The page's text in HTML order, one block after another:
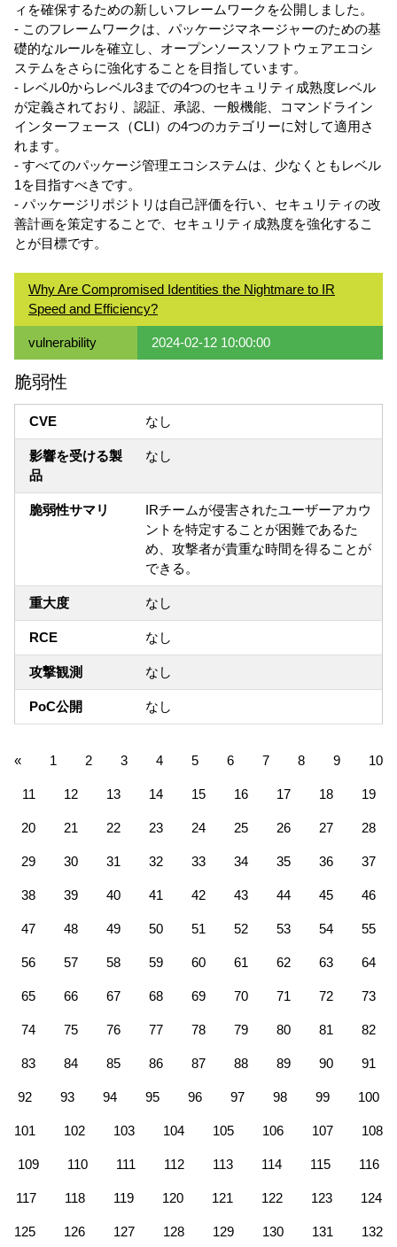
ィを確保するための新しいフレームワークを公開しました。
- このフレームワークは、パッケージマネージャーのための基
礎的なルールを確立し、オープンソースソフトウェアエコシ
ステムをさらに強化することを目指しています。
- レベル0からレベル3までの4つのセキュリティ成熟度レベル
が定義されており、認証、承認、一般機能、コマンドライン
インターフェース（CLI）の4つのカテゴリーに対して適用さ
れます。
- すべてのパッケージ管理エコシステムは、少なくともレベル
1を目指すべきです。
- パッケージリポジトリは自己評価を行い、セキュリティの改
善計画を策定することで、セキュリティ成熟度を強化するこ
とが目標です。
Why Are Compromised Identities the Nightmare to IR
Speed and Efficiency?
vulnerability 2024-02-12 10:00:00
脆弱性
CVE なし
影響を受ける製
品
なし
脆弱性サマリ
IRチームが侵害されたユーザーアカウ
ントを特定することが困難であるた
め、攻撃者が貴重な時間を得ることが
できる。
重大度 なし
RCE なし
攻撃観測 なし
PoC公開 なし
« 1 2 3 4 5 6 7 8 9 10
11 12 13 14 15 16 17 18 19
20 21 22 23 24 25 26 27 28
29 30 31 32 33 34 35 36 37
38 39 40 41 42 43 44 45 46
47 48 49 50 51 52 53 54 55
56 57 58 59 60 61 62 63 64
65 66 67 68 69 70 71 72 73
74 75 76 77 78 79 80 81 82
83 84 85 86 87 88 89 90 91
92 93 94 95 96 97 98 99 100
101 102 103 104 105 106 107 108
109 110 111 112 113 114 115 116
117 118 119 120 121 122 123 124
125 126 127 128 129 130 131 132